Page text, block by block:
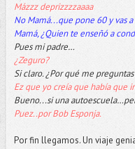
Mázzz deprizzzzaaaa
No Mamá...que pone 60 y vas
Mamá, ¿Quien te enseñó a
Pues mi padre…
¿Zeguro?
Si claro. ¿Por qué me
Ez que yo creía que había que
Bueno...si una
Puez..por Bob Esponja.
Por fin llegamos. Un viaje